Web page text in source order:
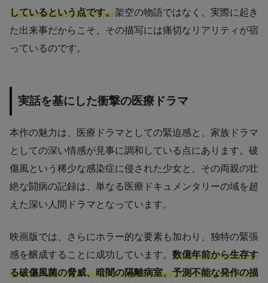
しているという点です。架空の物語ではなく、実際に起き
た出来事だからこそ、その描写には痛切なリアリティが宿
っているのです。
実話を基にした衝撃の医療ドラマ
本作の魅力は、医療ドラマとしての緊迫感と、家族ドラマ
としての深い情感が見事に調和している点にあります。破
傷風という稀少な感染症に侵された少女と、その両親の壮
絶な闘病の記録は、単なる医療ドキュメンタリーの域を超
えた深い人間ドラマとなっています。
映画版では、さらにホラー的な要素も加わり、独特の緊張
感を醸成することに成功しています。 数億年前から生存す
る破傷風菌の脅威、暗闇の隔離病室、予測不能な発作の描